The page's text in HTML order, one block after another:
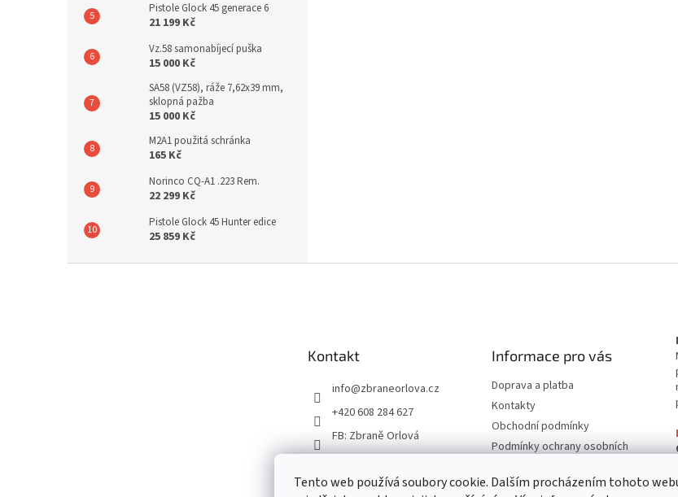
Tento web používá soubory cookie. Dalším procházením tohoto
Pistole Glock 45 generace 6
21 199 Kč
Vz.58 samonabíjecí puška
15 000 Kč
SA58 (VZ58), ráže 7,62x39 mm,
sklopná pažba
15 000 Kč
M2A1 použitá schránka
165 Kč
Norinco CQ-A1 .223 Rem.
22 299 Kč
Pistole Glock 45 Hunter edice
25 859 Kč
Kontakt
info@zbraneorlova.cz
+420 608 284 627
FB: Zbraně Orlová
Informace pro vás
Doprava a platba
Kontakty
Obchodní podmínky
Podmínky ochrany osobních
Reklamační řád